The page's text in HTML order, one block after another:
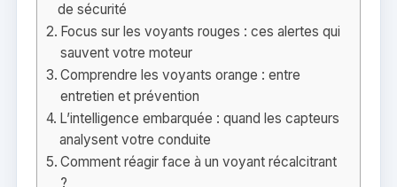
de sécurité
Focus sur les voyants rouges : ces alertes qui
sauvent votre moteur
Comprendre les voyants orange : entre
entretien et prévention
L’intelligence embarquée : quand les capteurs
analysent votre conduite
Comment réagir face à un voyant récalcitrant
?